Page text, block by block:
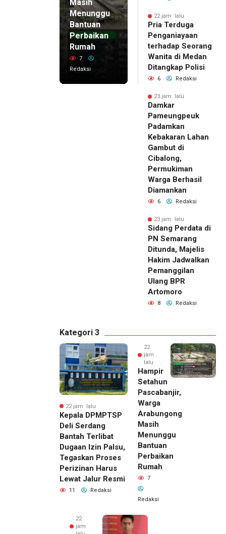
Masih
Menunggu
Bantuan
Perbaikan
Rumah
7
Redaksi
22 jam lalu
Pria Terduga
Penganiayaan
terhadap Seorang
Wanita di Medan
Ditangkap Polisi
6 Redaksi
23 jam lalu
Damkar
Pameungpeuk
Padamkan
Kebakaran Lahan
Gambut di
Cibalong,
Permukiman
Warga Berhasil
Diamankan
6 Redaksi
23 jam lalu
Sidang Perdata di
PN Semarang
Ditunda, Majelis
Hakim Jadwalkan
Pemanggilan
Ulang BPR
Artomoro
8 Redaksi
Kategori 3
22 jam lalu
Kepala DPMPTSP
Deli Serdang
Bantah Terlibat
Dugaan Izin Palsu,
Tegaskan Proses
Perizinan Harus
Lewat Jalur Resmi
11 Redaksi
22
jam
lalu
Hampir
Setahun
Pascabanjir,
Warga
Arabungong
Masih
Menunggu
Bantuan
Perbaikan
Rumah
7
Redaksi
22
jam